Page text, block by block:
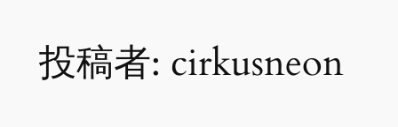
投稿者: cirkusneon